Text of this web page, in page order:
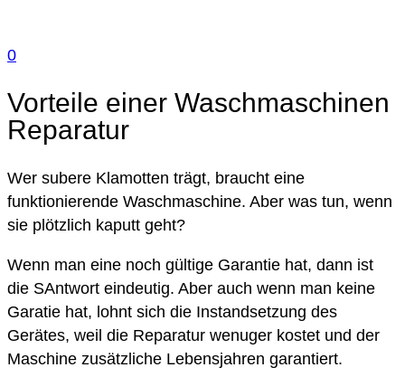
0
Vorteile einer Waschmaschinen
Reparatur
Wer subere Klamotten trägt, braucht eine
funktionierende Waschmaschine. Aber was tun, wenn
sie plötzlich kaputt geht?
Wenn man eine noch gültige Garantie hat, dann ist
die SAntwort eindeutig. Aber auch wenn man keine
Garatie hat, lohnt sich die Instandsetzung des
Gerätes, weil die Reparatur wenuger kostet und der
Maschine zusätzliche Lebensjahren garantiert.